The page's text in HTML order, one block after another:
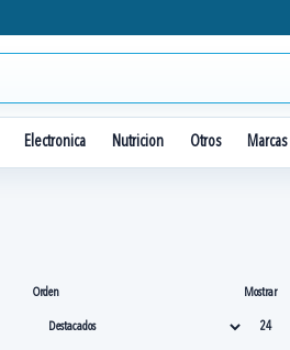
Electronica Nutricion Otros Marcas
Orden Mostrar